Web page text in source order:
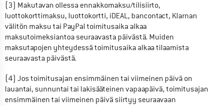
(3) Makutavan ollessa ennakkomaksu/tilisiirto,
luottokorttimaksu, luottokortti, iDEAL, bancontact, Klarnan
välitön maksu tai PayPal toimitusaika alkaa
maksutoimeksiantoa seuraavasta päivästä. Muiden
maksutapojen yhteydessä toimitusaika alkaa tilaamista
seuraavasta päivästä.
(4) Jos toimitusajan ensimmäinen tai viimeinen päivä on
lauantai, sunnuntai tai lakisääteinen vapaapäivä, toimitusajan
ensimmäinen tai viimeinen päivä siirtyy seuraavaan